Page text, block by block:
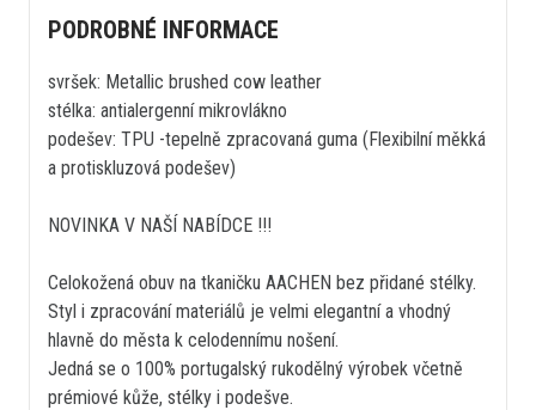
PODROBNÉ INFORMACE
svršek: Metallic brushed cow leather
stélka: antialergenní mikrovlákno
podešev: TPU -tepelně zpracovaná guma (Flexibilní měkká
a protiskluzová podešev)
NOVINKA V NAŠÍ NABÍDCE !!!
Celokožená obuv na tkaničku AACHEN bez přidané stélky.
Styl i zpracování materiálů je velmi elegantní a vhodný
hlavně do města k celodennímu nošení.
Jedná se o 100% portugalský rukodělný výrobek včetně
prémiové kůže, stélky i podešve.